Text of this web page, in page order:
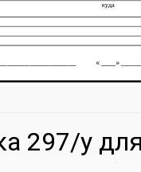
297/у